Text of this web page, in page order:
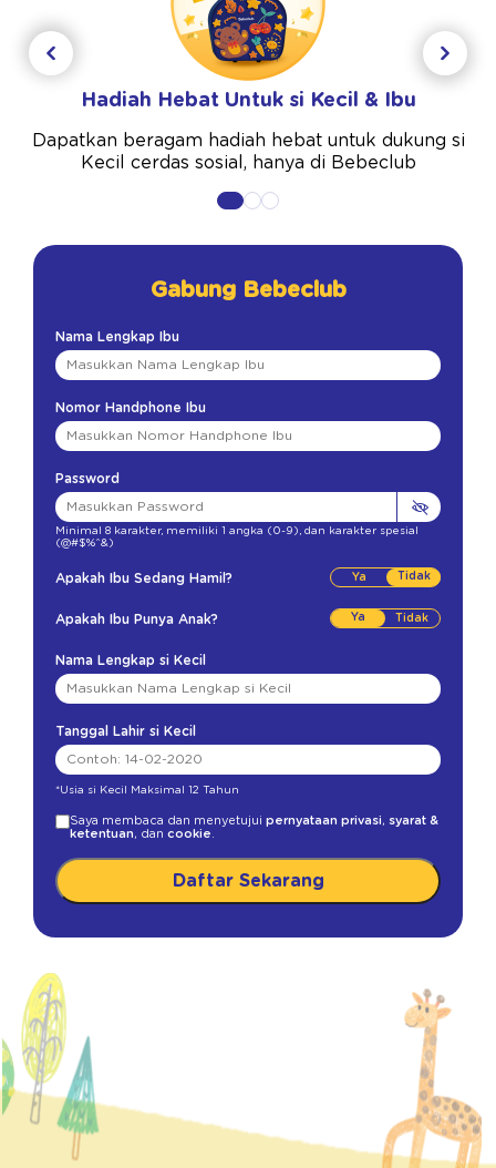
Hadiah Hebat Untuk si Kecil & Ibu
Dapatkan beragam hadiah hebat untuk dukung si
Kecil cerdas sosial, hanya di Bebeclub
Gabung Bebeclub
Nama Lengkap Ibu
Nomor Handphone Ibu
Password
Minimal 8 karakter, memiliki 1 angka (0-9) , dan karakter spesial
(@#$%^&)
Apakah Ibu Sedang Hamil? Tidak
Apakah Ibu Punya Anak? Ya
Nama Lengkap si Kecil
Tanggal Lahir si Kecil
*Usia si Kecil Maksimal 12 Tahun
Saya membaca dan menyetujui pernyataan privasi, syarat &
ketentuan, dan cookie.
Daftar Sekarang